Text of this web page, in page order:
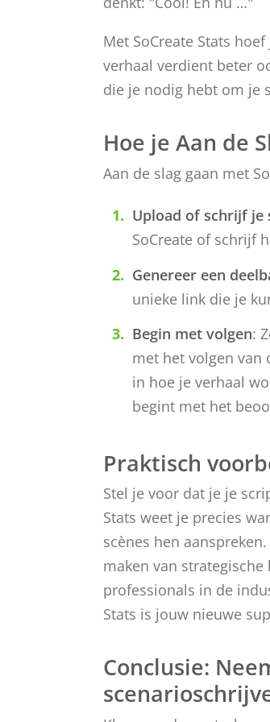
Met SoCreate Stats
verhaal verdient beter
die je nodig hebt om je
Hoe je Aan de
Aan de slag gaan met
Upload of schrijf je
SoCreate of schrijf
Genereer een
unieke link die je
Begin met volgen:
met het volgen van
in hoe je verhaal
begint met het
Praktisch
Stel je voor dat je je
Stats weet je precies
scènes hen
maken van
professionals in de
Stats is jouw nieuwe
Conclusie: